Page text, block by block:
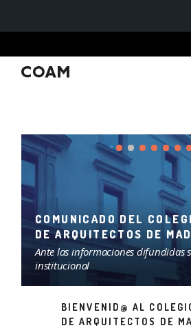
RED
COMUNICADO DEL
DE ARQUITECTOS DE
Ante las informaciones difundidas
institucional
BIENVENID@ AL
DE ARQUITECTOS DE
LO MÁS BUSCADO:
CERTIFICADO FINAL DE OBRA
IMPRESOS
ARQUITECTURA MADRID